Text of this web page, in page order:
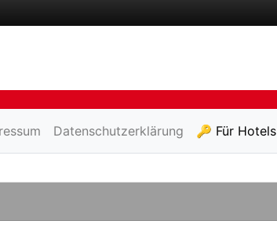
Datenschutzerklärung 🔑 Für Hotels